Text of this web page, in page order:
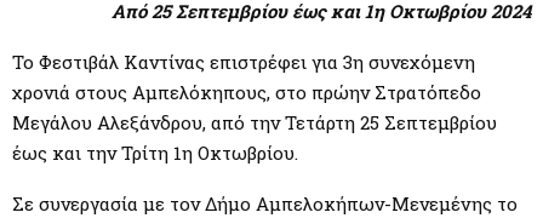
E
N
U
Από 25 Σεπτεμβρίου έως και 1η Οκτωβρίου 2024
Το Φεστιβάλ Καντίνας επιστρέφει για 3η συνεχόμενη
χρονιά στους Αμπελόκηπους, στο πρώην Στρατόπεδο
Μεγάλου Αλεξάνδρου, από την Τετάρτη 25 Σεπτεμβρίου
έως και την Τρίτη 1η Οκτωβρίου.
Σε συνεργασία με τον Δήμο Αμπελοκήπων-Μενεμένης το